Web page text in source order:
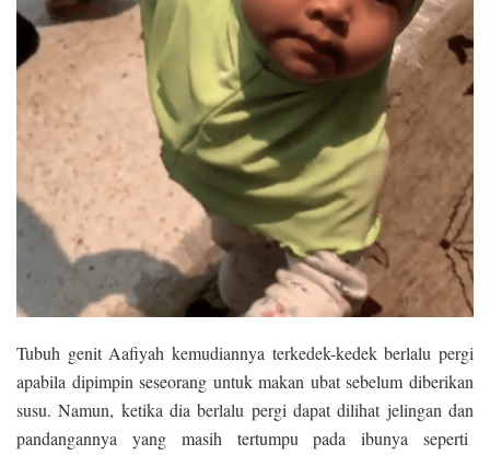
Tubuh genit Aafiyah kemudiannya terkedek-kedek berlalu pergi
apabila dipimpin seseorang untuk makan ubat sebelum diberikan
susu. Namun, ketika dia berlalu pergi dapat dilihat jelingan dan
pandangannya yang masih tertumpu pada ibunya seperti